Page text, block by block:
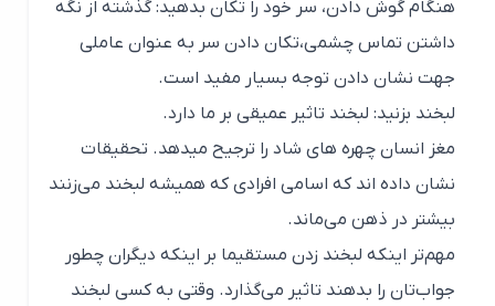
هنگام گوش دادن، سر خود را تکان بدهید: گذشته از نگه
داشتن تماس چشمی،تکان دادن سر به عنوان عاملی
جهت نشان دادن توجه بسیار مفید است.
لبخند بزنید: لبخند تاثیر عمیقی بر ما دارد.
مغز انسان چهره های شاد را ترجیح میدهد. تحقیقات
نشان داده اند که اسامی افرادی که همیشه لبخند می‌زنند
بیشتر در ذهن می‌ماند.
مهم‌تر اینکه لبخند زدن مستقیما بر اینکه دیگران چطور
جواب‌تان را بدهند تاثیر می‌گذارد. وقتی به کسی لبخند